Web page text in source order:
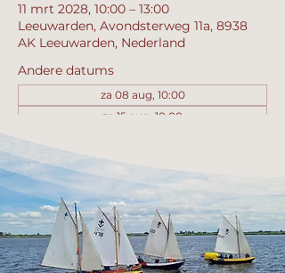
11 mrt 2028, 10:00 – 13:00
Leeuwarden, Avondsterweg 11a, 8938
AK Leeuwarden, Nederland
Andere datums
za 08 aug, 10:00
za 15 aug, 10:00
Bekijk alle 358 datums
Meld mij aan!